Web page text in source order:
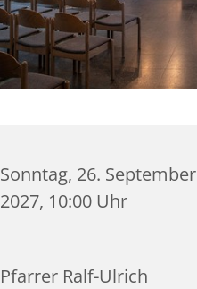
Sonntag, 26. September
2027, 10:00 Uhr
Pfarrer Ralf-Ulrich